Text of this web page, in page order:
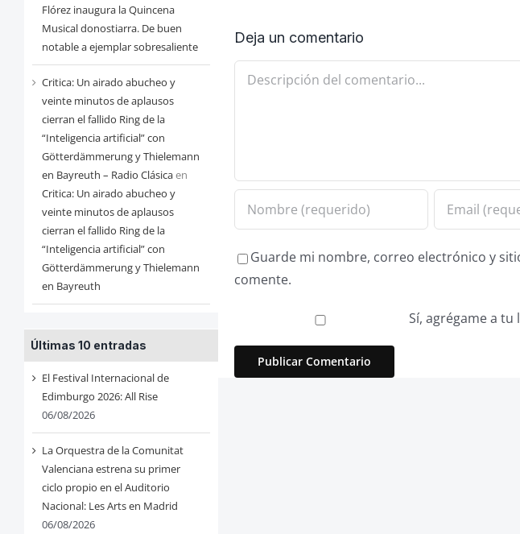
Flórez inaugura la Quincena
Musical donostiarra. De buen
notable a ejemplar sobresaliente
Critica: Un airado abucheo y
veinte minutos de aplausos
cierran el fallido Ring de la
“Inteligencia artificial” con
Götterdämmerung y Thielemann
en Bayreuth – Radio Clásicaen
Critica: Un airado abucheo y
veinte minutos de aplausos
cierran el fallido Ring de la
“Inteligencia artificial” con
Götterdämmerung y Thielemann
en Bayreuth
Últimas 10 entradas
El Festival Internacional de
Edimburgo 2026: All Rise
06/08/2026
La Orquestra de la Comunitat
Valenciana estrena su primer
ciclo propio en el Auditorio
Nacional: Les Arts en Madrid
06/08/2026
Deja un comentario
Comentario
Guarde mi nombre, correo electrónico y
comente.
Sí, agrégame a